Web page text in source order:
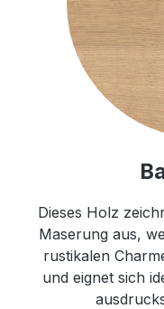
Dieses Holz
Maserung aus,
rustikalen
und eignet sich